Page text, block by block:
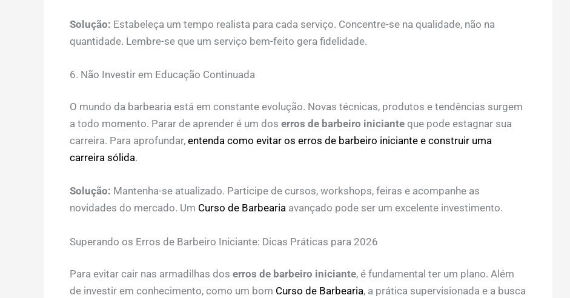
Solução: Estabeleça um tempo realista para cada serviço. Concentre-se na qualidade, não na
quantidade. Lembre-se que um serviço bem-feito gera fidelidade.
6. Não Investir em Educação Continuada
O mundo da barbearia está em constante evolução. Novas técnicas, produtos e tendências surgem
a todo momento. Parar de aprender é um dos erros de barbeiro inicianteque pode estagnar sua
carreira. Para aprofundar, entenda como evitar os erros de barbeiro iniciante e construir uma
carreira sólida.
Solução: Mantenha-se atualizado. Participe de cursos, workshops, feiras e acompanhe as
novidades do mercado. Um Curso de Barbeariaavançado pode ser um excelente investimento.
Superando os Erros de Barbeiro Iniciante: Dicas Práticas para 2026
Para evitar cair nas armadilhas dos erros de barbeiro iniciante, é fundamental ter um plano. Além
de investir em conhecimento, como um bom Curso de Barbearia, a prática supervisionada e a busca